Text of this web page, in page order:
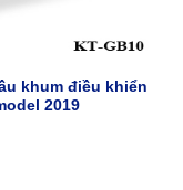
khum điều khiển
2019